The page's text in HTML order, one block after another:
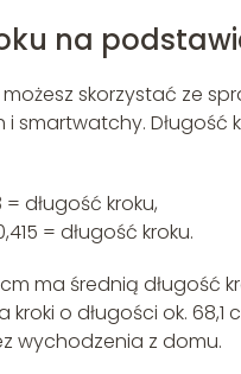
na
skorzystać ze
smartwatchy. Długość
długość kroku,
= długość kroku.
ma średnią długość
o długości ok.
wychodzenia z domu.